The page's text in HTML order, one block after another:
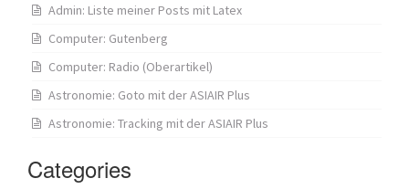
Admin: Liste meiner Posts mit Latex
Computer: Gutenberg
Computer: Radio (Oberartikel)
Astronomie: Goto mit der ASIAIR Plus
Astronomie: Tracking mit der ASIAIR Plus
Categories